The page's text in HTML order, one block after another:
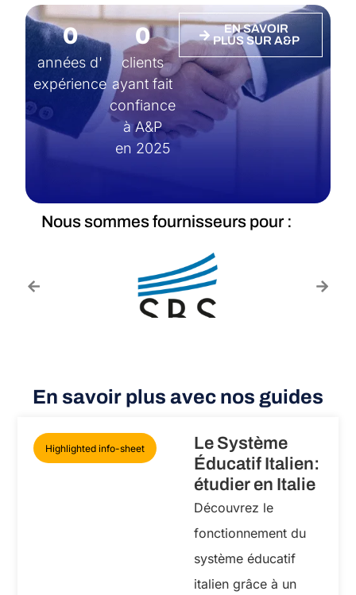
années d'
expérience
0
clients
ayant fait
confiance
à A&P
en 2025
0
EN SAVOIR
PLUS SUR A&P
Nous sommes fournisseurs pour :
En savoir plus avec nos guides
Highlighted info-sheet
Le Système
Éducatif Italien:
étudier en Italie
Découvrez le
fonctionnement du
système éducatif
italien grâce à un